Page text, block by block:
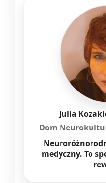
Julia
Dom
medyczny. To